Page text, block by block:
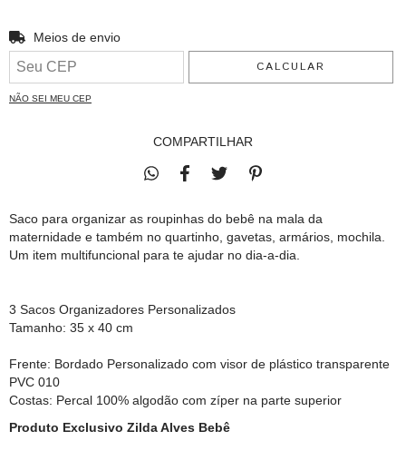
Entregas para o CEP:
Meios de envio
CALCULAR
NÃO SEI MEU CEP
COMPARTILHAR
Saco para organizar as roupinhas do bebê na mala da
maternidade e também no quartinho, gavetas, armários, mochila.
Um item multifuncional para te ajudar no dia-a-dia.
3 Sacos Organizadores Personalizados
Tamanho: 35 x 40 cm
Frente: Bordado Personalizado com visor de plástico transparente
PVC 010
Costas: Percal 100% algodão com zíper na parte superior
Produto Exclusivo Zilda Alves Bebê